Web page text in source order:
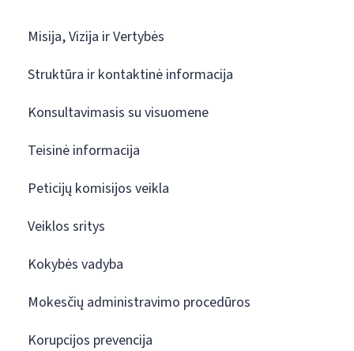
Misija, Vizija ir Vertybės
Struktūra ir kontaktinė informacija
Konsultavimasis su visuomene
Teisinė informacija
Peticijų komisijos veikla
Veiklos sritys
Kokybės vadyba
Mokesčių administravimo procedūros
Korupcijos prevencija